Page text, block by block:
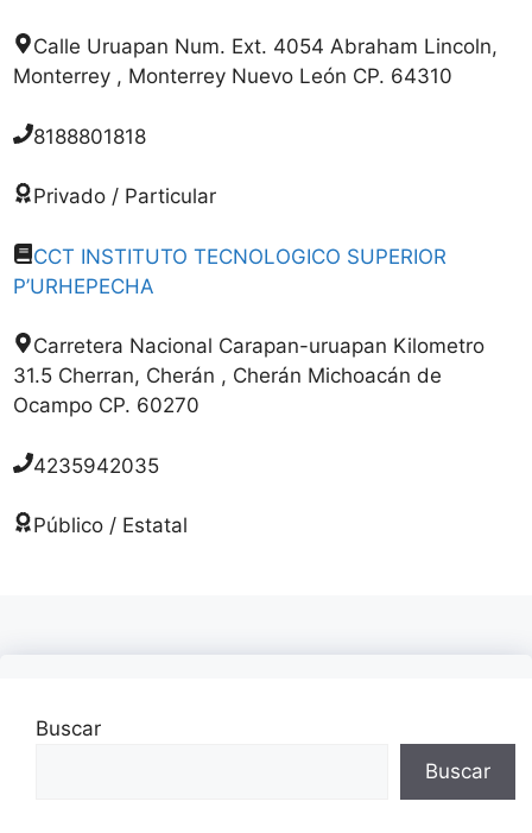
Calle Uruapan Num. Ext. 4054 Abraham Lincoln,
Monterrey , Monterrey Nuevo León CP. 64310
8188801818
Privado / Particular
CCT INSTITUTO TECNOLOGICO SUPERIOR
P’URHEPECHA
Carretera Nacional Carapan-uruapan Kilometro
31.5 Cherran, Cherán , Cherán Michoacán de
Ocampo CP. 60270
4235942035
Público / Estatal
Buscar
Buscar